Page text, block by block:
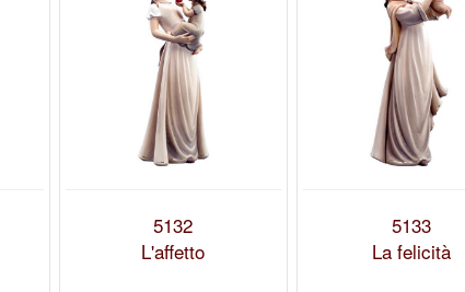
5132
L'affetto
5133
La felicità